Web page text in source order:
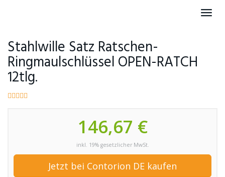
Stahlwille Satz Ratschen-
Ringmaulschlüssel OPEN-RATCH
12tlg.
146,67 €
inkl. 19% gesetzlicher MwSt.
Jetzt bei Contorion DE kaufen